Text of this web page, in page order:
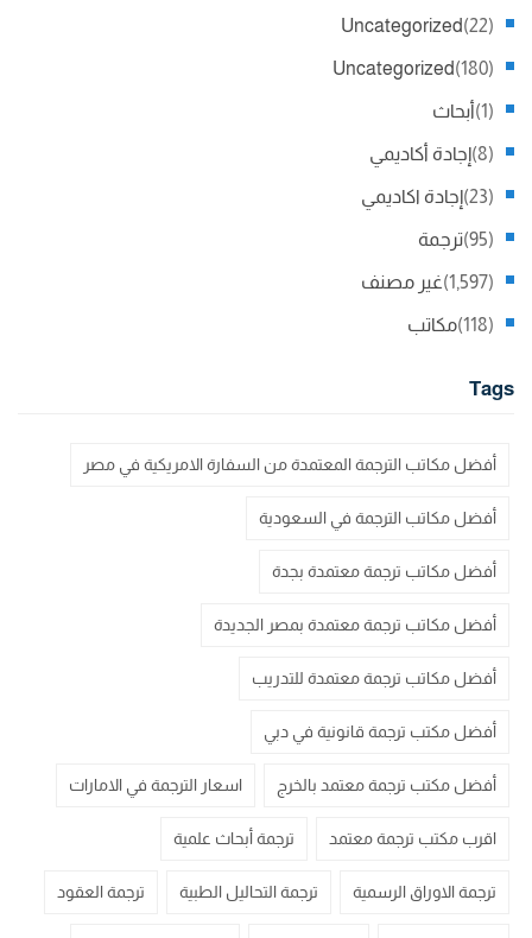
Uncategorized (22)
Uncategorized (180)
أبحاث (1)
إجادة أكاديمي (8)
إجادة اكاديمي (23)
ترجمة (95)
غير مصنف (1,597)
مكاتب (118)
Tags
أفضل مكاتب الترجمة المعتمدة من السفارة الامريكية في مصر
أفضل مكاتب الترجمة في السعودية
أفضل مكاتب ترجمة معتمدة بجدة
أفضل مكاتب ترجمة معتمدة بمصر الجديدة
أفضل مكاتب ترجمة معتمدة للتدريب
أفضل مكتب ترجمة قانونية في دبي
أفضل مكتب ترجمة معتمد بالخرج اسعار الترجمة في الامارات
اقرب مكتب ترجمة معتمد ترجمة أبحاث علمية
ترجمة الاوراق الرسمية ترجمة التحاليل الطبية ترجمة العقود